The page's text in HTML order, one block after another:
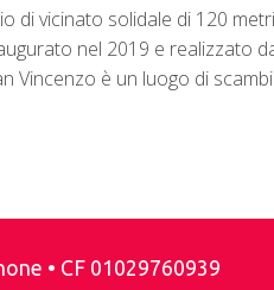
di vicinato solidale di 120
nel 2019 e
Vincenzo è un luogo di
• CF 01029760939